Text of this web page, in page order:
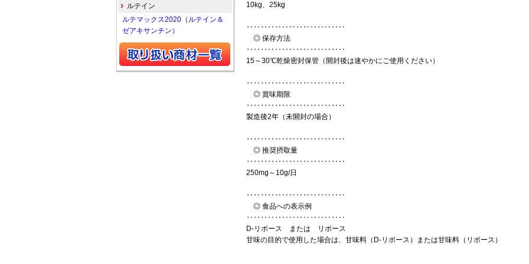
10kg、25kg
‥‥‥‥‥‥‥‥‥‥‥‥‥‥
◎ 保存方法
‥‥‥‥‥‥‥‥‥‥‥‥‥‥
15～30℃乾燥密封保管（開封後は速やかにご使用ください）
‥‥‥‥‥‥‥‥‥‥‥‥‥‥
◎ 賞味期限
‥‥‥‥‥‥‥‥‥‥‥‥‥‥
製造後2年（未開封の場合）
‥‥‥‥‥‥‥‥‥‥‥‥‥‥
◎ 推奨摂取量
‥‥‥‥‥‥‥‥‥‥‥‥‥‥
250mg～10g/日
‥‥‥‥‥‥‥‥‥‥‥‥‥‥
◎ 食品への表示例
‥‥‥‥‥‥‥‥‥‥‥‥‥‥
D-リボース または リボース
甘味の目的で使用した場合は、甘味料（D-リボース）または甘味料（リボース）
ルテイン
ルテマックス2020（ルテイン＆
ゼアキサンチン）